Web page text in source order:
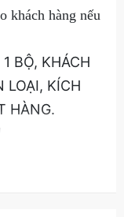
khách hàng nếu
BỘ, KHÁCH
LOẠI, KÍCH
HÀNG.